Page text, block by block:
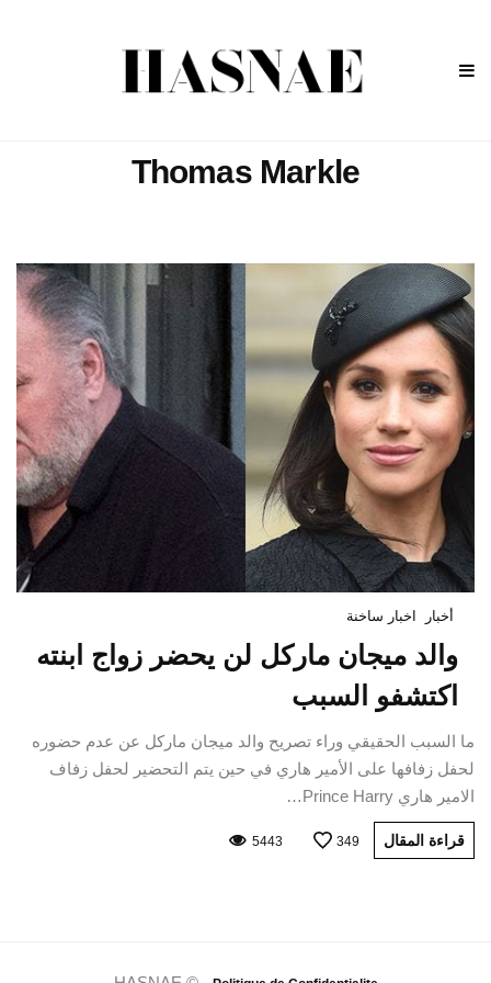
Thomas Markle
أخبار اخبار ساخنة
والد ميجان ماركل لن يحضر زواج ابنته
اكتشفو السبب
ما السبب الحقيقي وراء تصريح والد ميجان ماركل عن عدم حضوره
لحفل زفافها على الأمير هاري في حين يتم التحضير لحفل زفاف
الامير هاري Prince Harry…
قراءة المقال 349
5443